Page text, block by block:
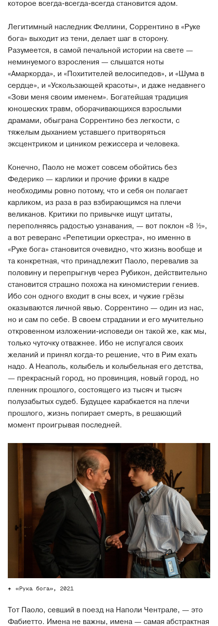
которое всегда-всегда-всегда становится адом.
Легитимный наследник Феллини, Соррентино в «Руке
бога» выходит из тени, делает шаг в сторону.
Разумеется, в самой печальной истории на свете —
неминуемого взросления — слышатся ноты
«Амаркорда», и «Похитителей велосипедов», и «Шума в
сердце», и «Ускользающей красоты», и даже недавнего
«Зови меня своим именем». Богатейшая традиция
юношеских травм, оборачивающихся взрослыми
драмами, обыграна Соррентино без легкости, с
тяжелым дыханием уставшего притворяться
эксцентриком и циником режиссера и человека.
Конечно, Паоло не может совсем обойтись без
Федерико — карлики и прочие фрики в кадре
необходимы ровно потому, что и себя он полагает
карликом, из раза в раз взбирающимся на плечи
великанов. Критики по привычке ищут цитаты,
переполняясь радостью узнавания, — вот поклон «8 ½»,
а вот реверанс «Репетиции оркестра», но именно в
«Руке бога» становится очевидно, что жизнь вообще и
та конкретная, что принадлежит Паоло, перевалив за
половину и перепрыгнув через Рубикон, действительно
становится страшно похожа на киномистерии гениев.
Ибо сон одного входит в сны всех, и чужие грёзы
оказываются личной явью. Соррентино — один из нас,
но и сам по себе. В своем страдании и его мучительно
откровенном изложении-исповеди он такой же, как мы,
только чуточку отважнее. Ибо не испугался своих
желаний и принял когда-то решение, что в Рим ехать
надо. А Неаполь, колыбель и колыбельная его детства,
— прекрасный город, но провинция, новый город, но
пленник прошлого, состоящего из тысяч и тысяч
полузабытых судеб. Будущее карабкается на плечи
прошлого, жизнь попирает смерть, в решающий
момент проигрывая последней.
«Рука бога», 2021
Тот Паоло, севший в поезд на Наполи Чентрале, — это
Фабиетто. Имена не важны, имена — самая абстрактная